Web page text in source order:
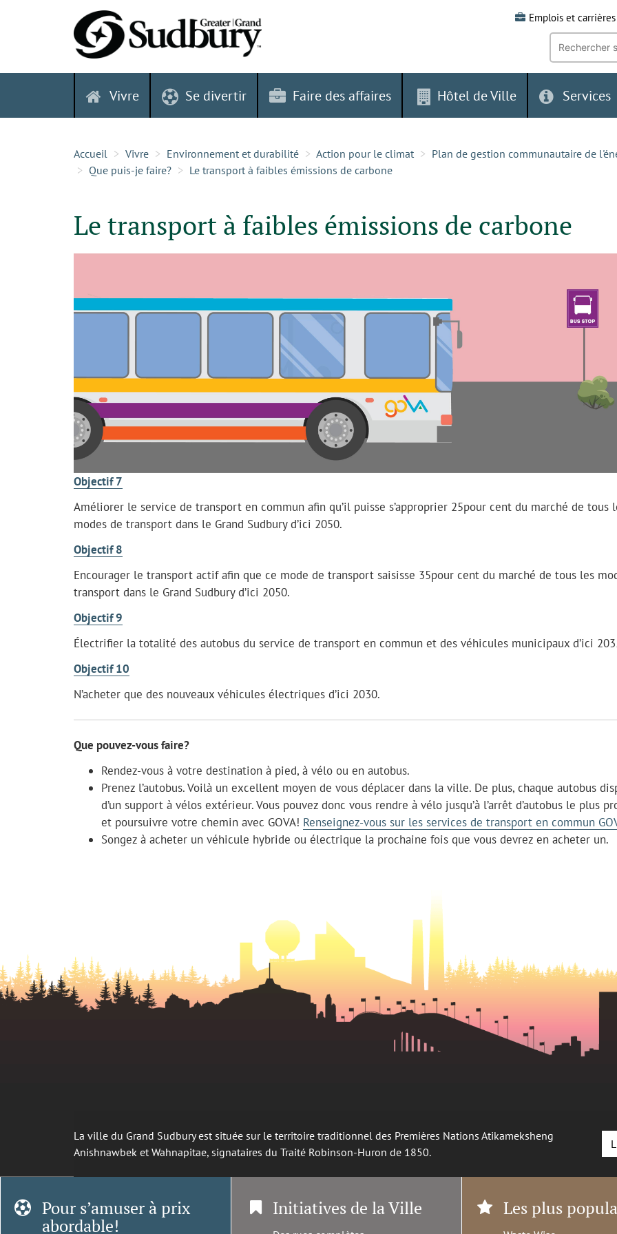
Emplois et carrières
Recherche
mot-
clé:
Vivre Se divertir Faire des affaires Hôtel de Ville Services
Accueil Vivre Environnement et durabilité Action pour le climat
Plan de gestion communautaire de
Que puis-je faire?
Le transport à faibles émissions de carbone
Le transport à faibles émissions de carbone
Objectif 7
Améliorer le service de transport en commun afin qu’il puisse s’approprier 25pour cent du marché de tous
modes de transport dans le Grand Sudbury d’ici 2050.
Objectif 8
Encourager le transport actif afin que ce mode de transport saisisse 35pour cent du marché de tous les
transport dans le Grand Sudbury d’ici 2050.
Objectif 9
Électrifier la totalité des autobus du service de transport en commun et des véhicules municipaux d’ici
Objectif 10
N’acheter que des nouveaux véhicules électriques d’ici 2030.
Que pouvez-vous faire?
Rendez-vous à votre destination à pied, à vélo ou en autobus.
Prenez l’autobus. Voilà un excellent moyen de vous déplacer dans la ville. De plus, chaque autobus
d’un support à vélos extérieur. Vous pouvez donc vous rendre à vélo jusqu’à l’arrêt d’autobus le plus
et poursuivre votre chemin avec GOVA! Renseignez-vous sur les services de transport en commun
Songez à acheter un véhicule hybride ou électrique la prochaine fois que vous devrez en acheter un.
La ville du Grand Sudbury est située sur le territoire traditionnel des Premières Nations Atikameksheng
Anishnawbek et Wahnapitae, signataires du Traité Robinson-Huron de 1850.
Pour s’amuser à prix
abordable!
Initiatives de la Ville Les plus